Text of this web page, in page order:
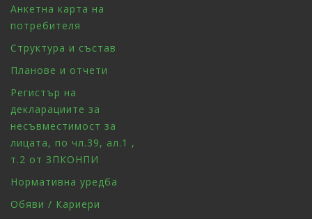
Анкетна карта на
потребителя
Структура и състав
Планове и отчети
Регистър на
декларациите за
несъвместимост за
лицата, по чл.39, ал.1 ,
т.2 от ЗПКОНПИ
Нормативна уредба
Обяви / Кариери